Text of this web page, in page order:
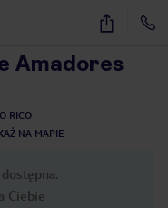
35
Amadores
RICO
NA MAPIE
Ciebie